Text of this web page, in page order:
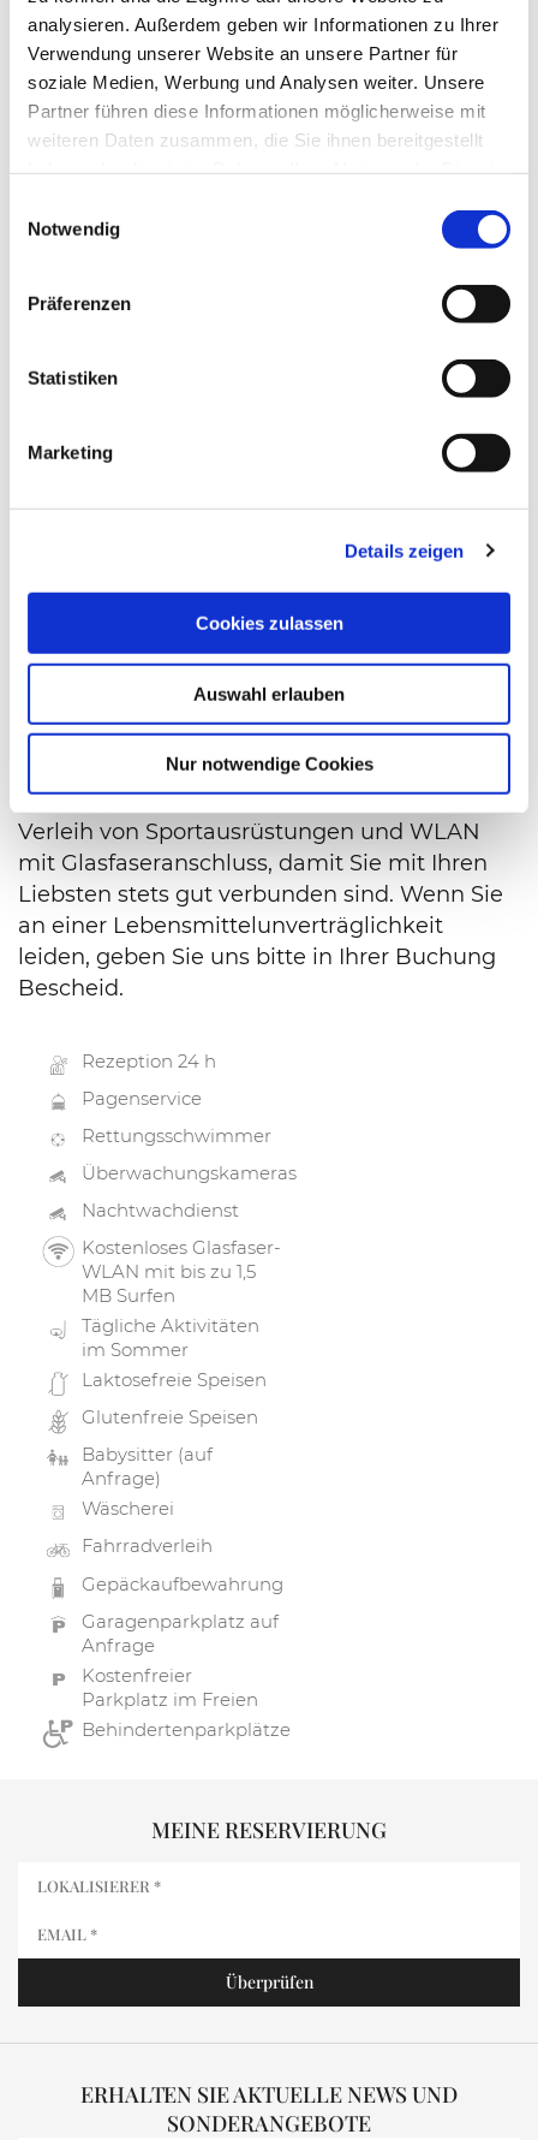
analysieren. Außerdem geben wir Informationen zu Ihrer
Verwendung unserer Website an unsere Partner für
soziale Medien, Werbung und Analysen weiter. Unsere
Partner führen diese Informationen möglicherweise mit
weiteren Daten zusammen, die Sie ihnen bereitgestellt
Notwendig
Präferenzen
Statistiken
Marketing
Details zeigen
Cookies zulassen
Auswahl erlauben
Nur notwendige Cookies
Resort-Serviceleistungen
Um Ihren Aufenthalt im Resort komfortabel
und angenehm zu gestalten, bieten wir eine
Reihe von 24-Stunden-Diensten,
Kinderanimation (mit Einschränkungen),
Verleih von Sportausrüstungen und WLAN
mit Glasfaseranschluss, damit Sie mit Ihren
Liebsten stets gut verbunden sind. Wenn Sie
an einer Lebensmittelunverträglichkeit
leiden, geben Sie uns bitte in Ihrer Buchung
Bescheid.
Rezeption 24 h
Pagenservice
Rettungsschwimmer
Überwachungskameras
Nachtwachdienst
Kostenloses Glasfaser-
WLAN mit bis zu 1,5
MB Surfen
Tägliche Aktivitäten
im Sommer
Laktosefreie Speisen
Glutenfreie Speisen
Babysitter (auf
Anfrage)
Wäscherei
Fahrradverleih
Gepäckaufbewahrung
Garagenparkplatz auf
Anfrage
Kostenfreier
Parkplatz im Freien
Behindertenparkplätze
MEINE RESERVIERUNG
ERHALTEN SIE AKTUELLE NEWS UND
SONDERANGEBOTE